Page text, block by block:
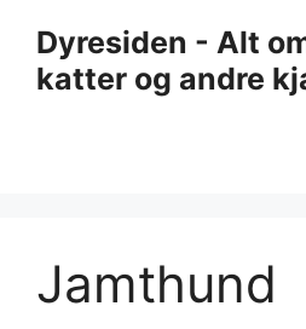
innhold
Dyresiden - Alt
katter og andre
Jamthund